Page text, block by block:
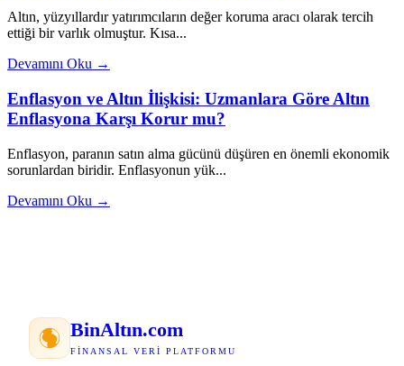
Altın, yüzyıllardır yatırımcıların değer koruma aracı olarak tercih
ettiği bir varlık olmuştur. Kısa...
Devamını Oku →
Enflasyon ve Altın İlişkisi: Uzmanlara Göre Altın
Enflasyona Karşı Korur mu?
Enflasyon, paranın satın alma gücünü düşüren en önemli ekonomik
sorunlardan biridir. Enflasyonun yük...
Devamını Oku →
BinAltın.com
FINANSAL VERI PLATFORMU